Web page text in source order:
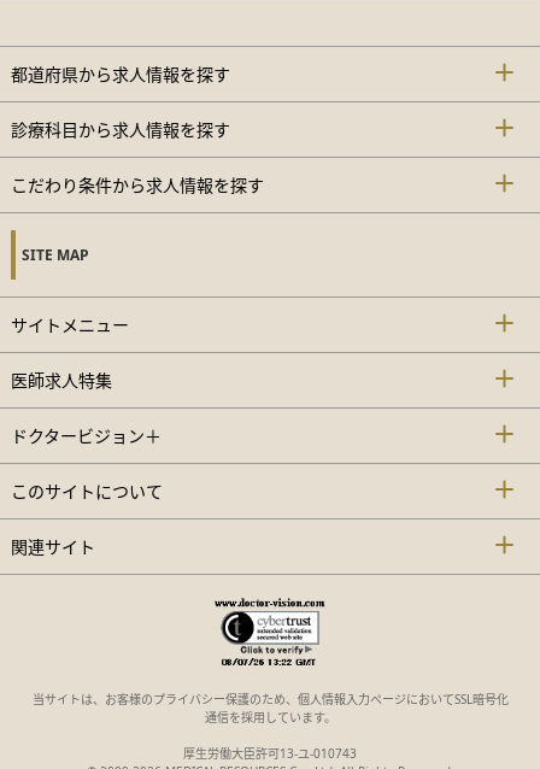
都道府県から求人情報を探す
診療科目から求人情報を探す
こだわり条件から求人情報を探す
SITE MAP
サイトメニュー
医師求人特集
ドクタービジョン＋
このサイトについて
関連サイト
当サイトは、お客様のプライバシー保護のため、個人情報入力ページにおいてSSL暗号化
通信を採用しています。
厚生労働大臣許可13-ユ-010743